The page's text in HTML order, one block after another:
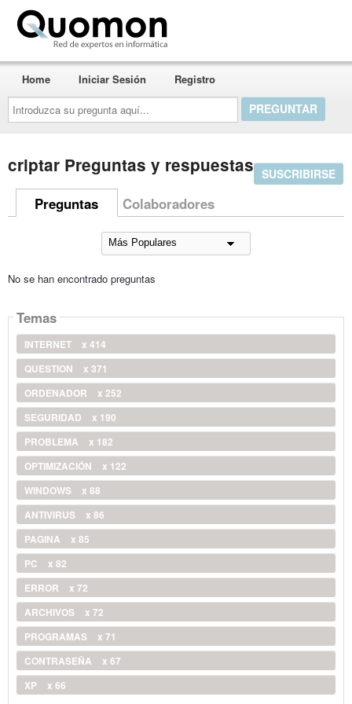
Introduzca
su
pregunta
aquí...
Home Iniciar Sesión Registro
criptar Preguntas y respuestas SUSCRIBIRSE
Preguntas Colaboradores
No se han encontrado preguntas
Temas
INTERNET
x 414
QUESTION
x 371
ORDENADOR
x 252
SEGURIDAD
x 190
PROBLEMA
x 182
OPTIMIZACIÓN
x 122
WINDOWS
x 88
ANTIVIRUS
x 86
PAGINA
x 85
PC
x 82
ERROR
x 72
ARCHIVOS
x 72
PROGRAMAS
x 71
CONTRASEÑA
x 67
XP
x 66